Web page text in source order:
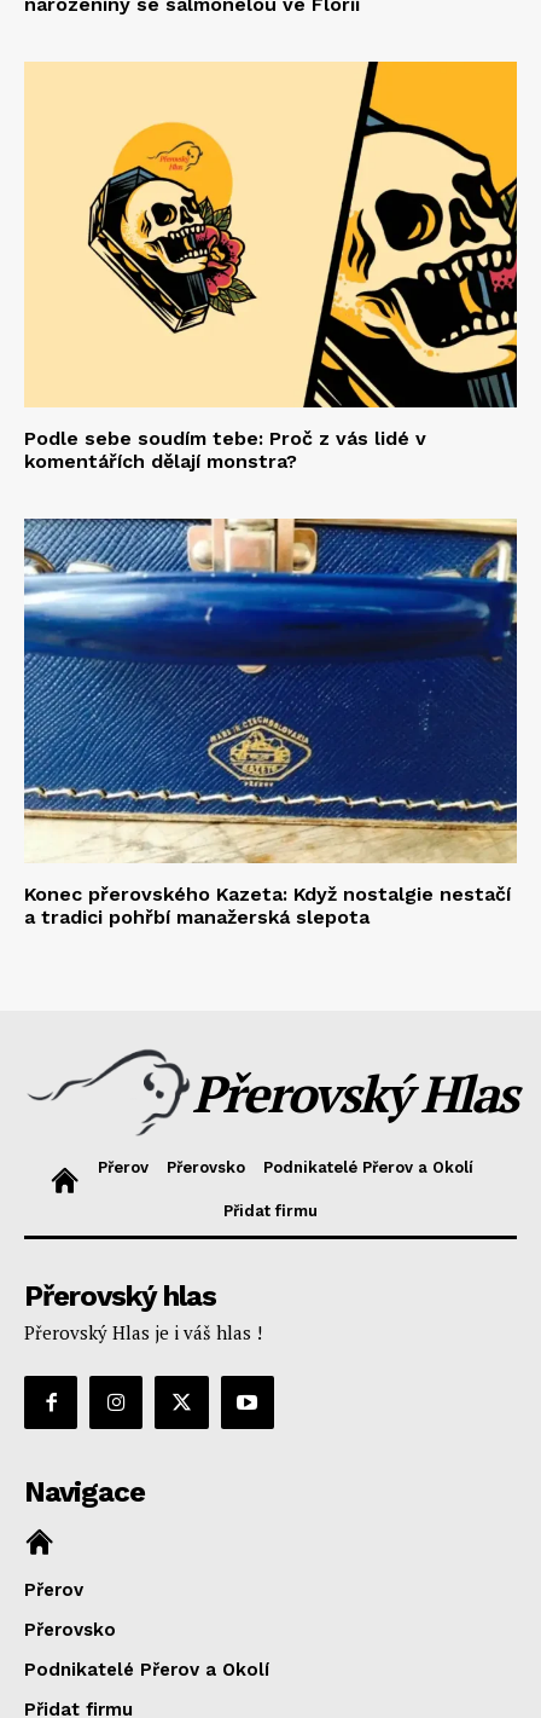
Podle sebe soudím tebe: Proč z vás lidé v
komentářích dělají monstra?
Konec přerovského Kazeta: Když nostalgie nestačí
a tradici pohřbí manažerská slepota
Přerovský Hlas
Přerov Přerovsko Podnikatelé Přerov a Okolí
Přidat firmu
Přerovský hlas
Přerovský Hlas je i váš hlas !
Navigace
Přerov
Přerovsko
Podnikatelé Přerov a Okolí
Přidat firmu